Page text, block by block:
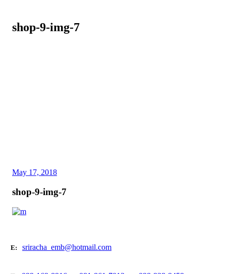
shop-9-img-7
May 17, 2018
shop-9-img-7
E: sriracha_emb@hotmail.com